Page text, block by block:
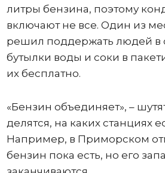
литры бензина, поэтому
включают не все. Один из
решил поддержать людей в
бутылки воды и соки в
их бесплатно.
«Бензин объединяет», –
делятся, на каких станциях
Например, в Приморском
бензин пока есть, но его